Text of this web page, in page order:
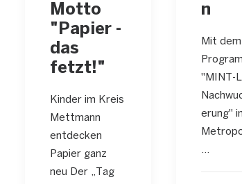
Motto
"Papier -
das
fetzt!"
Kinder im Kreis
Mettmann
entdecken
Papier ganz
neu Der „Tag
n
Mit dem
"MINT-
erung"
…